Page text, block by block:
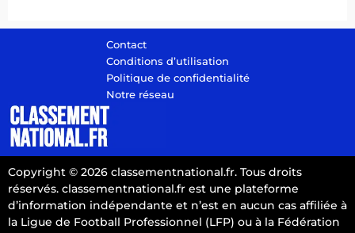
Contact
Conditions d’utilisation
Politique de confidentialité
Notre réseau
Copyright © 2026 classementnational.fr. Tous droits
réservés. classementnational.fr est une plateforme
d’information indépendante et n’est en aucun cas affiliée à
la Ligue de Football Professionnel (LFP) ou à la Fédération